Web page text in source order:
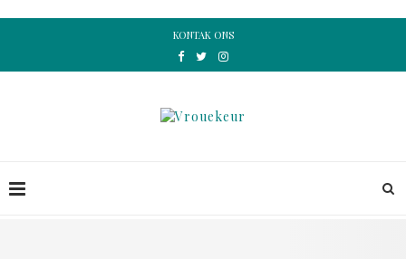
KONTAK ONS